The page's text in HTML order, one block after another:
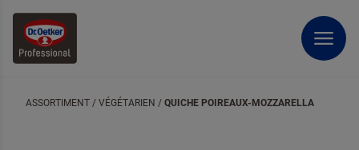
ASSORTIMENT / VÉGÉTARIEN / QUICHE POIREAUX-MOZZARELLA